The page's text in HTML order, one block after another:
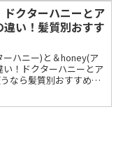
注意点。
ドクターハニーとア
違い！髪質別おすす
ハニー)と＆honey(ア
い！ドクターハニーとア
なら髪質別おすすめも